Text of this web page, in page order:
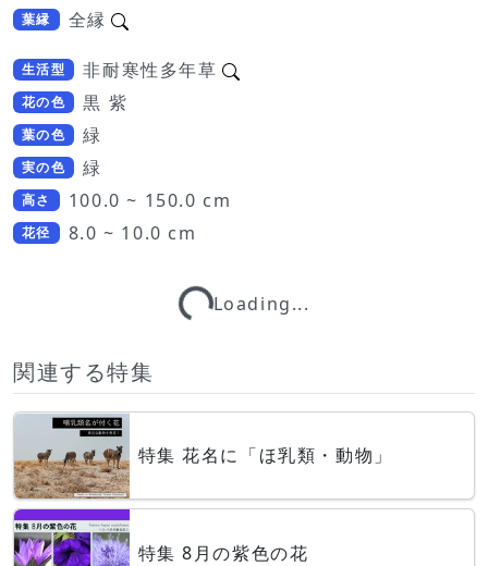
葉縁 全縁
生活型 非耐寒性多年草
花の色 黒 紫
葉の色 緑
実の色 緑
高さ 100.0 ~ 150.0 cm
花径 8.0 ~ 10.0 cmLoading...Loading...
関連する特集
特集 花名に「ほ乳類・動物」
特集 8月の紫色の花